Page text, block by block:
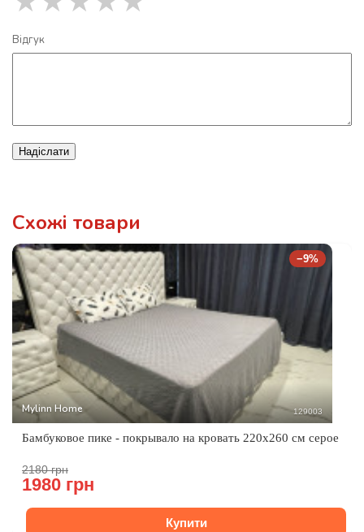
Відгук
Надіслати
Схожі товари
−9%
Mylinn Home 129003
Бамбуковое пике - покрывало на кровать 220x260 см серое
2180 грн
1980 грн
Купити